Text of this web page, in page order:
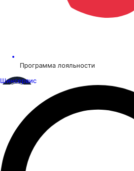
Программа лояльности
Шинсервис